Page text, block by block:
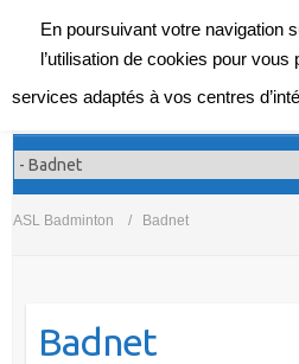
ASL Badminton Badnet
Badnet
En poursuivant votre navigation
l’utilisation de cookies pour
services adaptés à vos centres